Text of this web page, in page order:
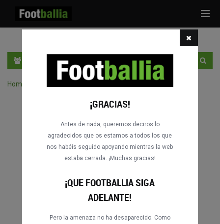
Home
¡GRACIAS!
Antes de nada, queremos deciros lo
agradecidos que os estamos a todos los que
nos habéis seguido apoyando mientras la web
estaba cerrada. ¡Muchas gracias!
¡QUE FOOTBALLIA SIGA
ADELANTE!
Pero la amenaza no ha desaparecido. Como